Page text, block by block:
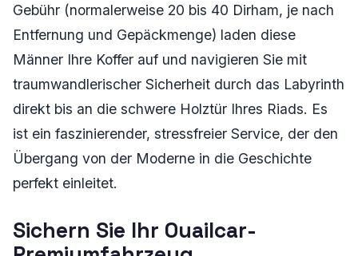
Gebühr (normalerweise 20 bis 40 Dirham, je nach
Entfernung und Gepäckmenge) laden diese
Männer Ihre Koffer auf und navigieren Sie mit
traumwandlerischer Sicherheit durch das Labyrinth
direkt bis an die schwere Holztür Ihres Riads. Es
ist ein faszinierender, stressfreier Service, der den
Übergang von der Moderne in die Geschichte
perfekt einleitet.
Sichern Sie Ihr Ouailcar-